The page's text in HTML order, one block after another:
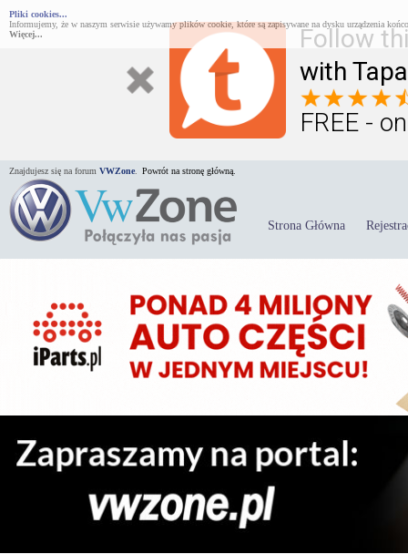
Follow
with
FREE -
Pliki cookies...
Informujemy, że w naszym serwisie używamy plików cookie, które są zapisywane na dysku urządzenia
Więcej...
Znajdujesz się na forum VWZone Powrót na stronę główną.
Strona Główna